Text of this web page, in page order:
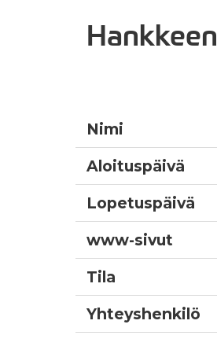
Nimi
Aloituspäivä
Lopetuspäivä
www-sivut
Tila
Yhteyshenkilö